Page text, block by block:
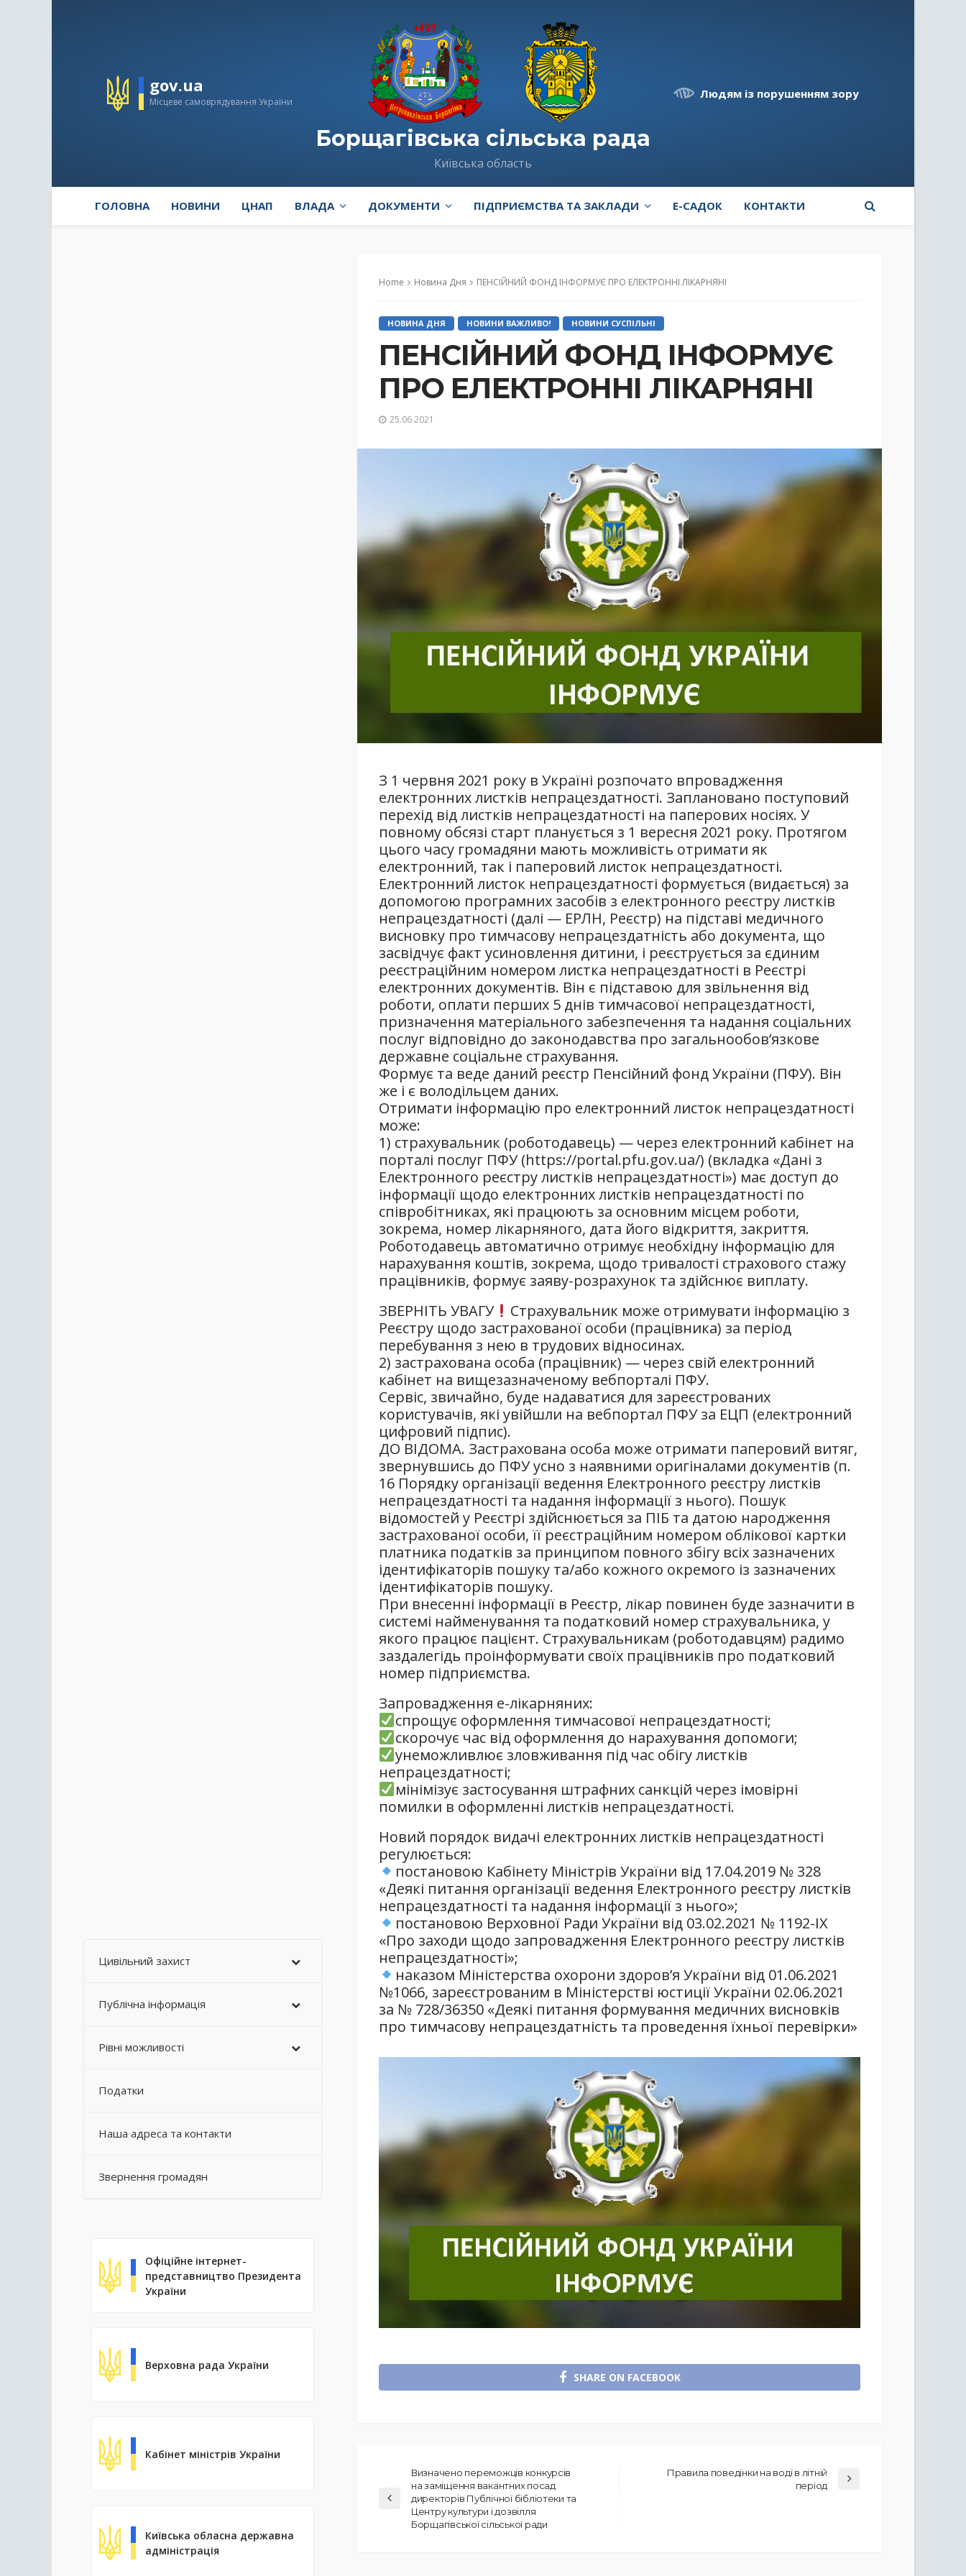
gov.ua
Місцеве самоврядування України
Борщагівська сільська рада
Київська область
Людям із порушенням зору
ГОЛОВНА НОВИНИ ЦНАП ВЛАДА ДОКУМЕНТИ ПІДПРИЄМСТВА ТА ЗАКЛАДИ E-САДОК КОНТАКТИ
Home Новина Дня ПЕНСІЙНИЙ ФОНД ІНФОРМУЄ ПРО ЕЛЕКТРОННІ ЛІКАРНЯНІ
НОВИНА ДНЯ НОВИНИ ВАЖЛИВО! НОВИНИ СУСПІЛЬНІ
ПЕНСІЙНИЙ ФОНД ІНФОРМУЄ
ПРО ЕЛЕКТРОННІ ЛІКАРНЯНІ
25.06.2021
З 1 червня 2021 року в Україні розпочато впровадження
електронних листків непрацездатності. Заплановано поступовий
перехід від листків непрацездатності на паперових носіях. У
повному обсязі старт планується з 1 вересня 2021 року. Протягом
цього часу громадяни мають можливість отримати як
електронний, так і паперовий листок непрацездатності.
Електронний листок непрацездатності формується (видається) за
допомогою програмних засобів з електронного реєстру листків
непрацездатності (далі — ЕРЛН, Реєстр) на підставі медичного
висновку про тимчасову непрацездатність або документа, що
засвідчує факт усиновлення дитини, і реєструється за єдиним
реєстраційним номером листка непрацездатності в Реєстрі
електронних документів. Він є підставою для звільнення від
роботи, оплати перших 5 днів тимчасової непрацездатності,
призначення матеріального забезпечення та надання соціальних
послуг відповідно до законодавства про загальнообов’язкове
державне соціальне страхування.
Формує та веде даний реєстр Пенсійний фонд України (ПФУ). Він
же і є володільцем даних.
Отримати інформацію про електронний листок непрацездатності
може:
1) страхувальник (роботодавець) — через електронний кабінет на
порталі послуг ПФУ (https://portal.pfu.gov.ua/) (вкладка «Дані з
Електронного реєстру листків непрацездатності») має доступ до
інформації щодо електронних листків непрацездатності по
співробітниках, які працюють за основним місцем роботи,
зокрема, номер лікарняного, дата його відкриття, закриття.
Роботодавець автоматично отримує необхідну інформацію для
нарахування коштів, зокрема, щодо тривалості страхового стажу
працівників, формує заяву-розрахунок та здійснює виплату.
ЗВЕРНІТЬ УВАГУ
Страхувальник може отримувати інформацію з
Реєстру щодо застрахованої особи (працівника) за період
перебування з нею в трудових відносинах.
2) застрахована особа (працівник) — через свій електронний
кабінет на вищезазначеному вебпорталі ПФУ.
Сервіс, звичайно, буде надаватися для зареєстрованих
користувачів, які увійшли на вебпортал ПФУ за ЕЦП (електронний
цифровий підпис).
ДО ВІДОМА. Застрахована особа може отримати паперовий витяг,
звернувшись до ПФУ усно з наявними оригіналами документів (п.
16 Порядку організації ведення Електронного реєстру листків
непрацездатності та надання інформації з нього). Пошук
відомостей у Реєстрі здійснюється за ПІБ та датою народження
застрахованої особи, її реєстраційним номером облікової картки
платника податків за принципом повного збігу всіх зазначених
ідентифікаторів пошуку та/або кожного окремого із зазначених
ідентифікаторів пошуку.
При внесенні інформації в Реєстр, лікар повинен буде зазначити в
системі найменування та податковий номер страхувальника, у
якого працює пацієнт. Страхувальникам (роботодавцям) радимо
заздалегідь проінформувати своїх працівників про податковий
номер підприємства.
Запровадження е-лікарняних:
спрощує оформлення тимчасової непрацездатності;
скорочує час від оформлення до нарахування допомоги;
унеможливлює зловживання під час обігу листків
непрацездатності;
мінімізує застосування штрафних санкцій через імовірні
помилки в оформленні листків непрацездатності.
Новий порядок видачі електронних листків непрацездатності
регулюється:
постановою Кабінету Міністрів України від 17.04.2019 № 328
«Деякі питання організації ведення Електронного реєстру листків
непрацездатності та надання інформації з нього»;
постановою Верховної Ради України від 03.02.2021 № 1192-IX
«Про заходи щодо запровадження Електронного реєстру листків
непрацездатності»;
наказом Міністерства охорони здоров’я України від 01.06.2021
№1066, зареєстрованим в Міністерстві юстиції України 02.06.2021
за № 728/36350 «Деякі питання формування медичних висновків
про тимчасову непрацездатність та проведення їхньої перевірки»
SHARE ON FACEBOOK
Визначено переможців конкурсів
на заміщення вакантних посад
директорів Публічної бібліотеки та
Центру культури і дозвілля
Борщагівської сільської ради
Правила поведінки на воді в літній
період
Цивільний захист
Публічна інформація
Рівні можливості
Податки
Наша адреса та контакти
Звернення громадян
Офіційне інтернет-
представництво Президента
України
Верховна рада України
Кабінет міністрів України
Київська обласна державна
адміністрація